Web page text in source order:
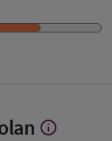
Visa
info